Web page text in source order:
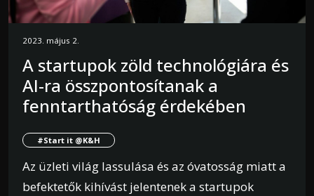
2023. május 2.
A startupok zöld technológiára és
AI-ra összpontosítanak a
fenntarthatóság érdekében
#Start it @K&H
Az üzleti világ lassulása és az óvatosság miatt a
befektetők kihívást jelentenek a startupok